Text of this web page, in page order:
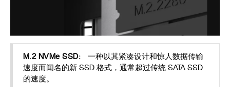
M.2 NVMe SSD:
一种以其紧凑设计和惊人数据传输
速度而闻名的新 SSD 格式，通常超过传统 SATA SSD
的速度。